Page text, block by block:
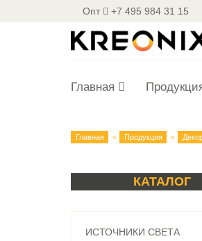
Опт +7 495 984 31 15
Главная
Главная Продукция
КАТАЛОГ
ИСТОЧНИКИ СВЕТА